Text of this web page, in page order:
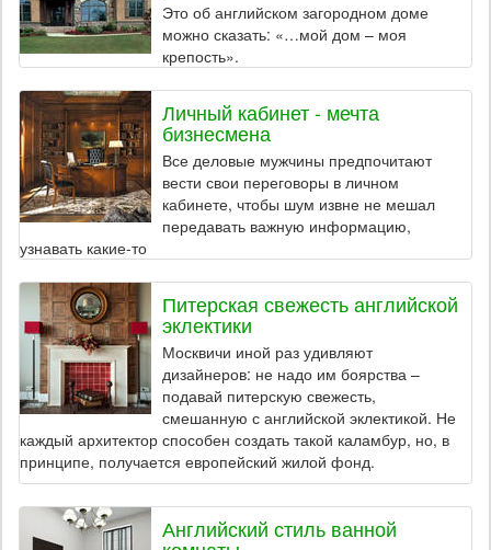
Это об английском загородном доме
можно сказать: «…мой дом – моя
крепость».
Личный кабинет - мечта
бизнесмена
Все деловые мужчины предпочитают
вести свои переговоры в личном
кабинете, чтобы шум извне не мешал
передавать важную информацию,
узнавать какие-то
Питерская свежесть английской
эклектики
Москвичи иной раз удивляют
дизайнеров: не надо им боярства –
подавай питерскую свежесть,
смешанную с английской эклектикой. Не
каждый архитектор способен создать такой каламбур, но, в
принципе, получается европейский жилой фонд.
Английский стиль ванной